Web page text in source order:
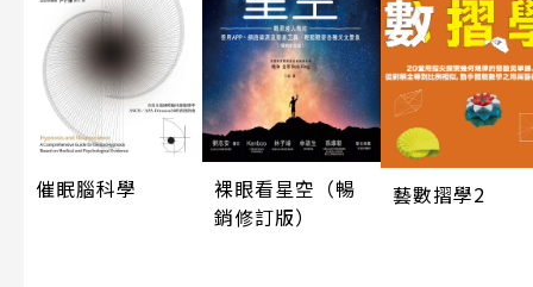
催眠腦科學
裸眼看星空（暢
銷修訂版）
藝數摺學2